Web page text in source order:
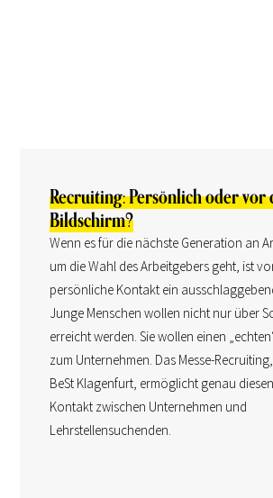
Recruiting: Persönlich oder vor
Bildschirm?
Wenn es für die nächste Generation an
um die Wahl des Arbeitgebers geht, ist
persönliche Kontakt ein
Junge Menschen wollen nicht nur über
erreicht werden. Sie wollen einen
zum Unternehmen. Das Messe-
BeSt Klagenfurt, ermöglicht genau
Kontakt zwischen Unternehmen und
Lehrstellensuchenden.